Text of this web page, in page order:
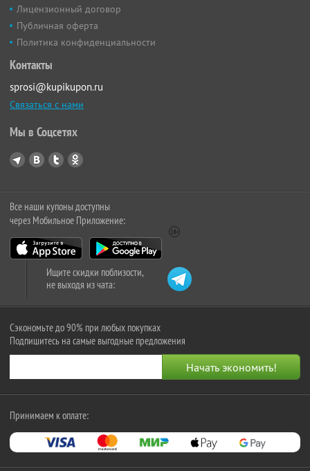
Лицензионный договор
Публичная оферта
Политика конфиденциальности
Контакты
sprosi@kupikupon.ru
Связаться с нами
Мы в Соцсетях
Все наши купоны доступны
через Мобильное Приложение:
Ищите скидки поблизости,
не выходя из чата:
Сэкономьте до 90% при любых покупках
Подпишитесь на самые выгодные предложения
Принимаем к оплате: